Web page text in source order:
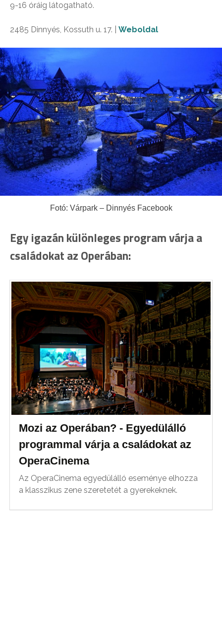
9-16 óráig látogatható.
2485 Dinnyés, Kossuth u. 17. | Weboldal
Fotó: Várpark – Dinnyés Facebook
Egy igazán különleges program várja a
családokat az Operában:
Mozi az Operában? - Egyedülálló
programmal várja a családokat az
OperaCinema
Az OperaCinema egyedülálló eseménye elhozza
a klasszikus zene szeretetét a gyerekeknek.